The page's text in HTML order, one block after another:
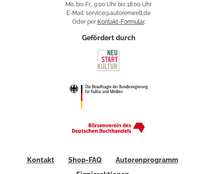
Mo. bis Fr., 9:00 Uhr bis 18:00 Uhr
E-Mail: service@autorenwelt.de
Oder per Kontakt-Formular.
Gefördert durch
Kontakt Shop-FAQ
Autorenprogramm